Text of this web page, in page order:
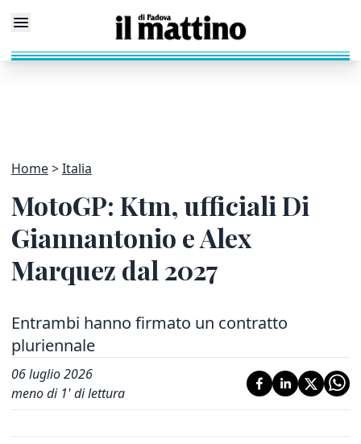
Home Italia
MotoGP: Ktm, ufficiali Di
Giannantonio e Alex
Marquez dal 2027
Entrambi hanno firmato un contratto
pluriennale
06 luglio 2026
meno di 1' di lettura